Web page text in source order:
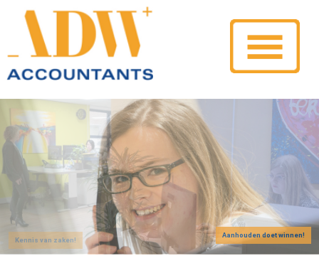
Aanhouden doet winnen!